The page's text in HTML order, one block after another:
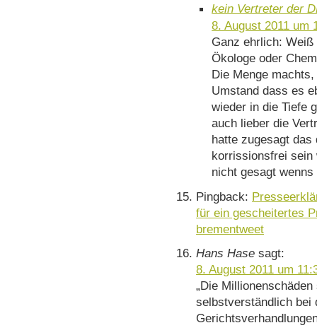
kein Vertreter der
8. August 2011 um
Ganz ehrlich:
Ökologe oder
Die Menge
Umstand dass es
wieder in die Tiefe
auch lieber die
hatte zugesagt
korrissionsfrei sein
nicht gesagt
Pingback:
für ein gescheitertes
brementweet
Hans Hase sagt:
8. August 2011 um
„Die
selbstverständlich bei